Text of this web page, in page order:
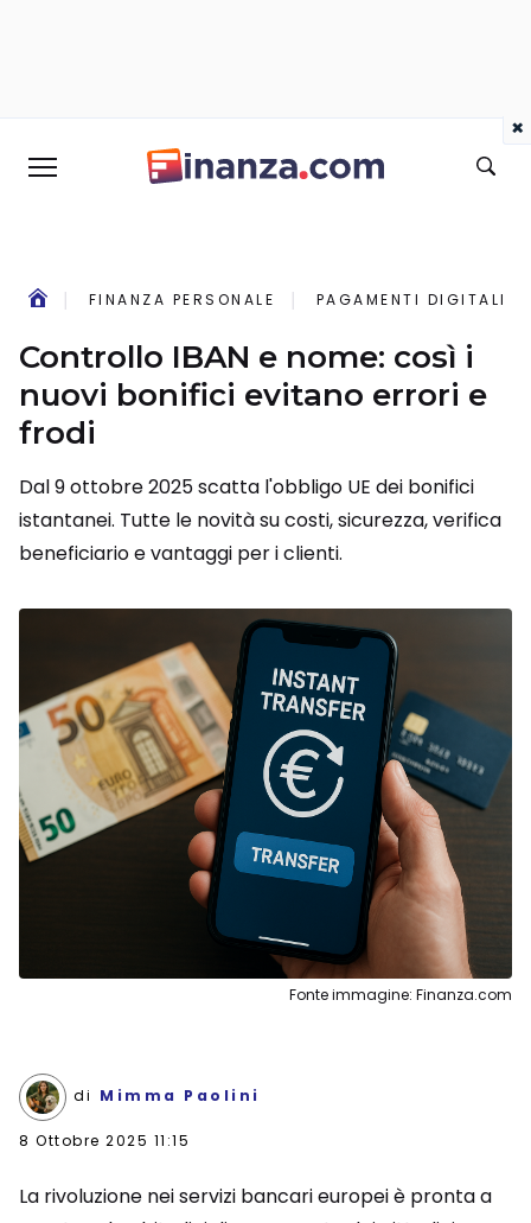
FINANZA PERSONALE PAGAMENTI DIGITALI
Controllo IBAN e nome: così i
nuovi bonifici evitano errori e
frodi
Dal 9 ottobre 2025 scatta l'obbligo UE dei bonifici
istantanei. Tutte le novità su costi, sicurezza, verifica
beneficiario e vantaggi per i clienti.
Fonte immagine: Finanza.com
di Mimma Paolini
8 Ottobre 2025 11:15
La rivoluzione nei servizi bancari europei è pronta a
×